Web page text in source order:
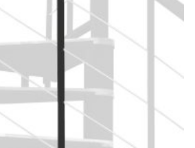
Optionen
können
auf
der
Produktseite